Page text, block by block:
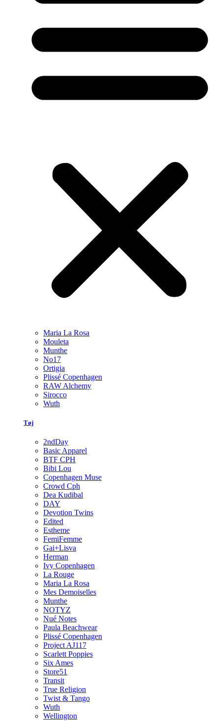
Maria La Rosa
Mouleta
Munthe
No17
Ortigia
Plissé Copenhagen
RAW Alchemy
Sirocco
Wuth
Tøj
2ndDay
Basic Apparel
BTF CPH
Bibi Lou
Copenhagen Muse
Crowd Cph
Dea Kudibal
DAY
Devotion Twins
Edited
Estheme
FemiFemme
Gai+Lisva
Herman
Ivy Copenhagen
La Rouge
Maria La Rosa
Mes Demoiselles
Munthe
NOTYZ
Nué Notes
Paula Beachwear
Plissé Copenhagen
Project AJ117
Scarlett Poppies
Six Ames
Store51
Transit
True Religion
Twist & Tango
Wuth
Wellington